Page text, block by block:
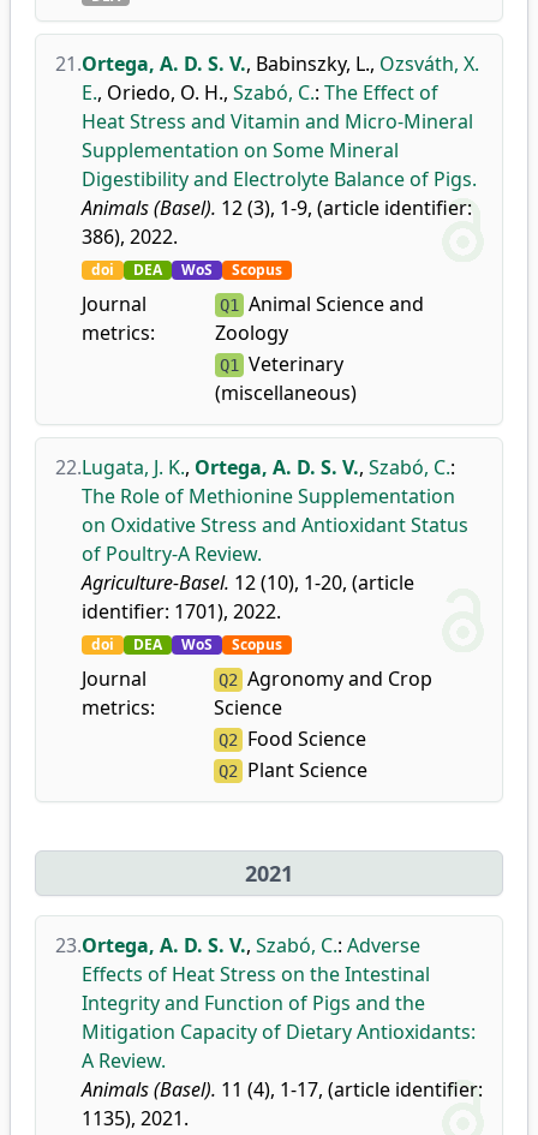
21.Ortega, A. D. S. V., Babinszky, L., Ozsváth, X.
E., Oriedo, O. H., Szabó, C.: The Effect of
Heat Stress and Vitamin and Micro-Mineral
Supplementation on Some Mineral
Digestibility and Electrolyte Balance of Pigs.
Animals (Basel). 12 (3), 1-9, (article identifier:
386), 2022.
doi DEA WoS Scopus
Journal
metrics:
Q1
Animal Science and
Zoology
Q1
Veterinary
(miscellaneous)
22.Lugata, J. K., Ortega, A. D. S. V., Szabó, C.:
The Role of Methionine Supplementation
on Oxidative Stress and Antioxidant Status
of Poultry-A Review.
Agriculture-Basel. 12 (10), 1-20, (article
identifier: 1701), 2022.
doi DEA WoS Scopus
Journal
metrics:
Q2 Agronomy and Crop
Science
Q2 Food Science
Q2 Plant Science
2021
23.Ortega, A. D. S. V., Szabó, C.: Adverse
Effects of Heat Stress on the Intestinal
Integrity and Function of Pigs and the
Mitigation Capacity of Dietary Antioxidants:
A Review.
Animals (Basel). 11 (4), 1-17, (article identifier:
1135), 2021.